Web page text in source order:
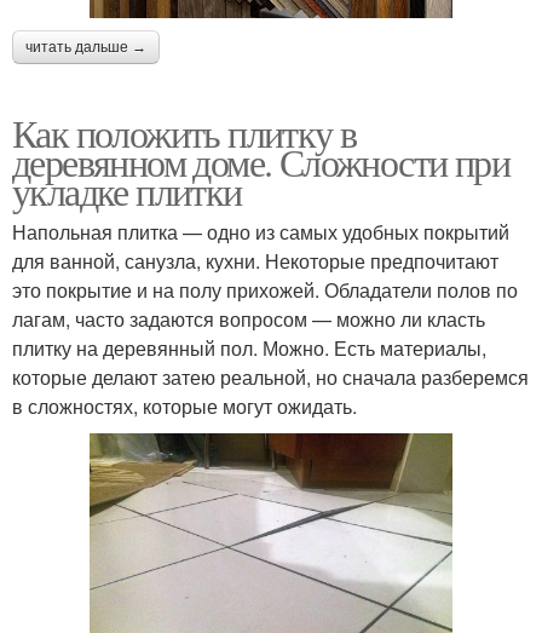
читать дальше →
Как положить плитку в
деревянном доме. Сложности при
укладке плитки
Напольная плитка — одно из самых удобных покрытий
для ванной, санузла, кухни. Некоторые предпочитают
это покрытие и на полу прихожей. Обладатели полов по
лагам, часто задаются вопросом — можно ли класть
плитку на деревянный пол. Можно. Есть материалы,
которые делают затею реальной, но сначала разберемся
в сложностях, которые могут ожидать.